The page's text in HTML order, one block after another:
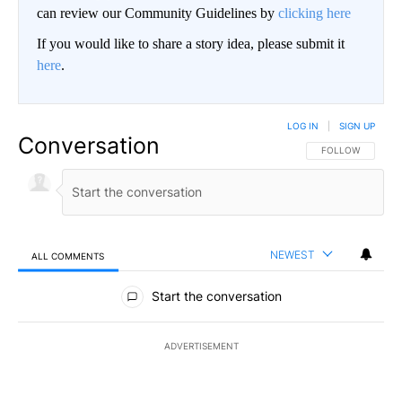
can review our Community Guidelines by clicking here
If you would like to share a story idea, please submit it
here.
Conversation FOLLOW THIS
FOLLOW
LOG IN SIGN UP
ALL COMMENTS NEWEST
All Comments
Start the conversation
ADVERTISEMENT